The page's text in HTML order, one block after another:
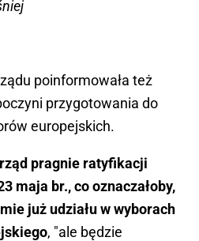
poinformowała też
przygotowania do
europejskich.
pragnie ratyfikacji
maja br., co oznaczałoby,
już udziału w wyborach
, "ale będzie